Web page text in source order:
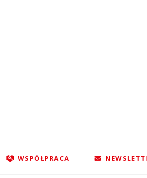
WSPÓŁPRACA